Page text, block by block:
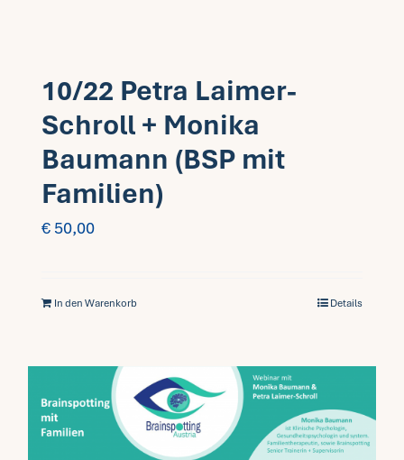
10/22 Petra Laimer-
Schroll + Monika
Baumann (BSP mit
Familien)
€ 50,00
In den Warenkorb Details